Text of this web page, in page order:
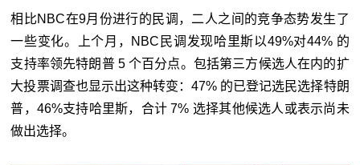
相比NBC在9月份进行的民调，二人之间的竞争态势发生了
一些变化。上个月，NBC民调发现哈里斯以49%对44% 的
支持率领先特朗普 5 个百分点。包括第三方候选人在内的扩
大投票调查也显示出这种转变：47% 的已登记选民选择特朗
普，46%支持哈里斯，合计 7% 选择其他候选人或表示尚未
做出选择。